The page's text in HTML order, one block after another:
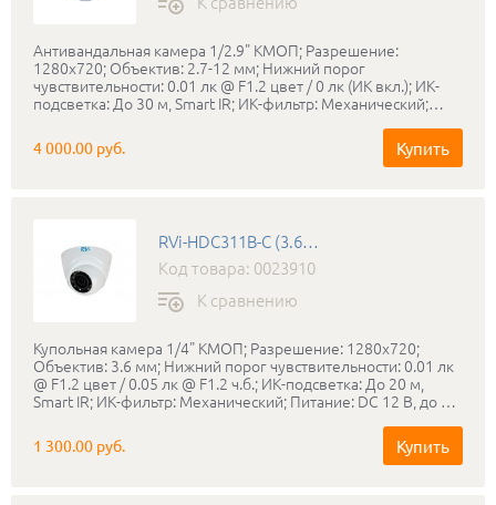
Антивандальная камера 1/2.9" КМОП; Разрешение:
1280x720; Объектив: 2.7-12 мм; Нижний порог
чувствительности: 0.01 лк @ F1.2 цвет / 0 лк (ИК вкл.); ИК-
подсветка: До 30 м, Smart IR; ИК-фильтр: Механический;
(коаксильный кабель): До 500 м; Класс защиты: IP66/ IK10;
Диапазон рабочих температур: -40… +50°С; Габаритные
4 000.00 руб. Купить
RVi-HDC311B-C (3.6 мм)
Код товара: 0023910
К сравнению
Купольная камера 1/4" КМОП; Разрешение: 1280x720;
Объектив: 3.6 мм; Нижний порог чувствительности: 0.01 лк
@ F1.2 цвет / 0.05 лк @ F1.2 ч.б.; ИК-подсветка: До 20 м,
Smart IR; ИК-фильтр: Механический; Питание: DC 12 В, до 3
800 м; Диапазон рабочих температур: -10°С… +50°С;
Габаритные размеры: Ø63.5 x160 мм; Вес:100 г; Материал:
1 300.00 руб. Купить